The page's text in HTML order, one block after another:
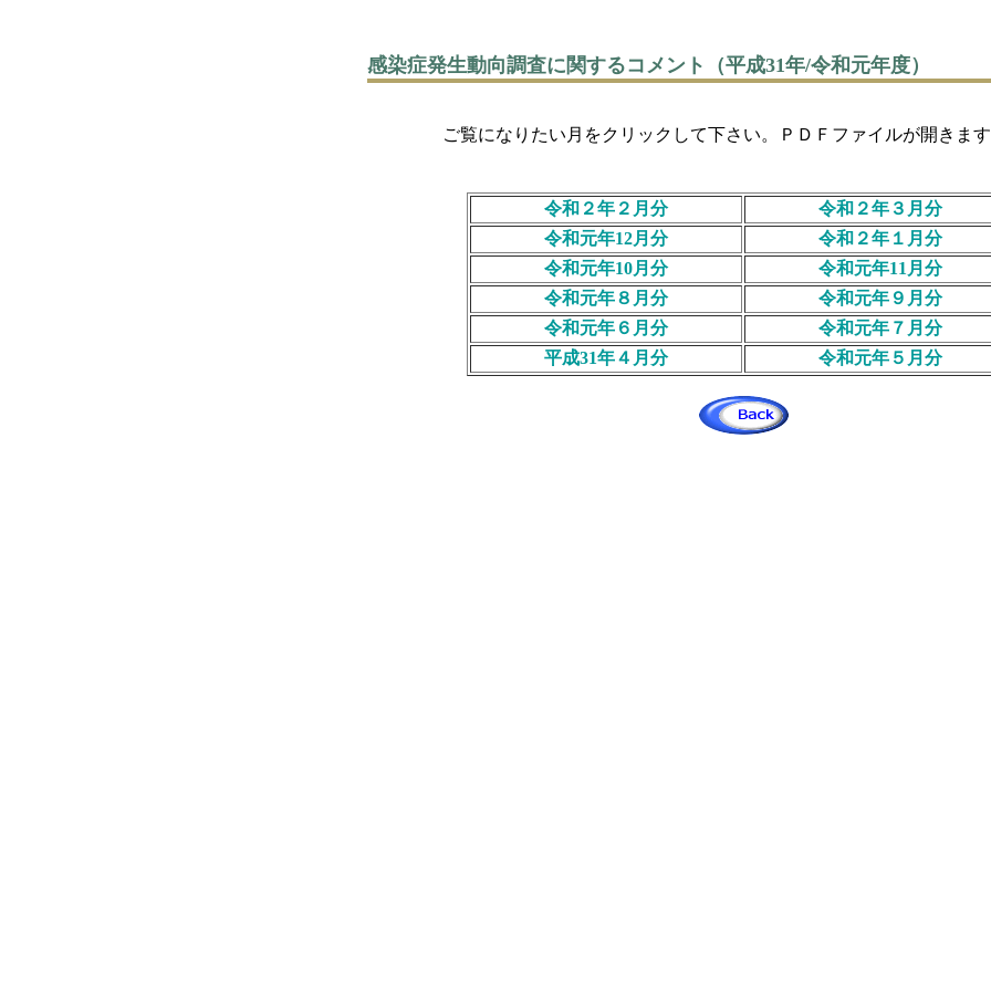
感染症発生動向調査に関するコメント（平成31年/令和元年度）
ご覧になりたい月をクリックして下さい。ＰＤＦファイルが開き
令和２年２月分
令和２年３月分
令和元年12月分
令和２年１月分
令和元年10月分
令和元年11月分
令和元年８月分
令和元年９月分
令和元年６月分
令和元年７月分
平成31年４月分
令和元年５月分